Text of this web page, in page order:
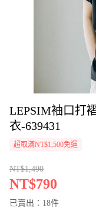
LEPSIM袖口打
衣-639431
超取滿NT$1,500免運
NT$1,490
NT$790
已賣出：18件